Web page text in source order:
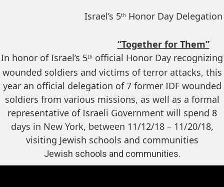
Israel’s 5thHonor Day Delegation
“Together for Them”
In honor of Israel’s 5th official Honor Day recognizing
wounded soldiers and victims of terror attacks, this
year an official delegation of 7 former IDF wounded
soldiers from various missions, as well as a formal
representative of Israeli Government will spend 8
days in New York, between 11/12/18 – 11/20/18,
visiting Jewish schools and communities
Jewish schools and communities.